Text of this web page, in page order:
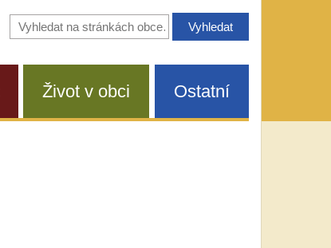
Vyhledávání
na
Život v obci Ostatní